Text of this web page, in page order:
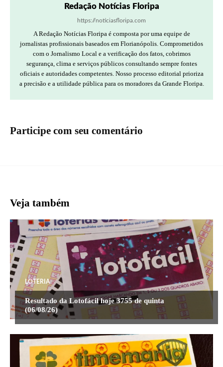
Redação Notícias Floripa
https://noticiasfloripa.com
A Redação Notícias Floripa é composta por uma equipe de
jornalistas profissionais baseados em Florianópolis. Comprometidos
com o Jornalismo Local e a verificação dos fatos, cobrimos
segurança, clima e serviços públicos consultando sempre fontes
oficiais e autoridades competentes. Nosso processo editorial prioriza
a precisão e a utilidade pública para os moradores da Grande Floripa.
Participe com seu comentário
Veja também
LOTERIA
Resultado da Lotofácil hoje 3755 de quinta
(06/08/26)